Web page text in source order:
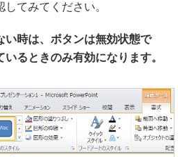
てみてください。
い時は、ボタンは無効状態で
るときのみ有効になります。